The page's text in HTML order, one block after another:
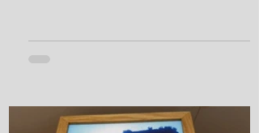
ナダイ、トラウツボ、キンチャクガニ、
リ、タテシマシマギンポ、ハナヒゲウツ
ボ、イソギンチャクモエビ、サクラコシ